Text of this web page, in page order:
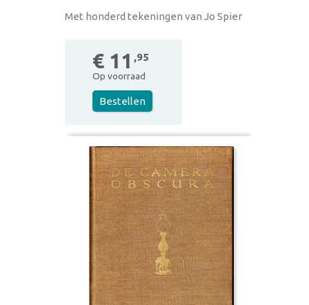
Met honderd tekeningen van Jo Spier
€ 11 ,95
Op voorraad
Bestellen